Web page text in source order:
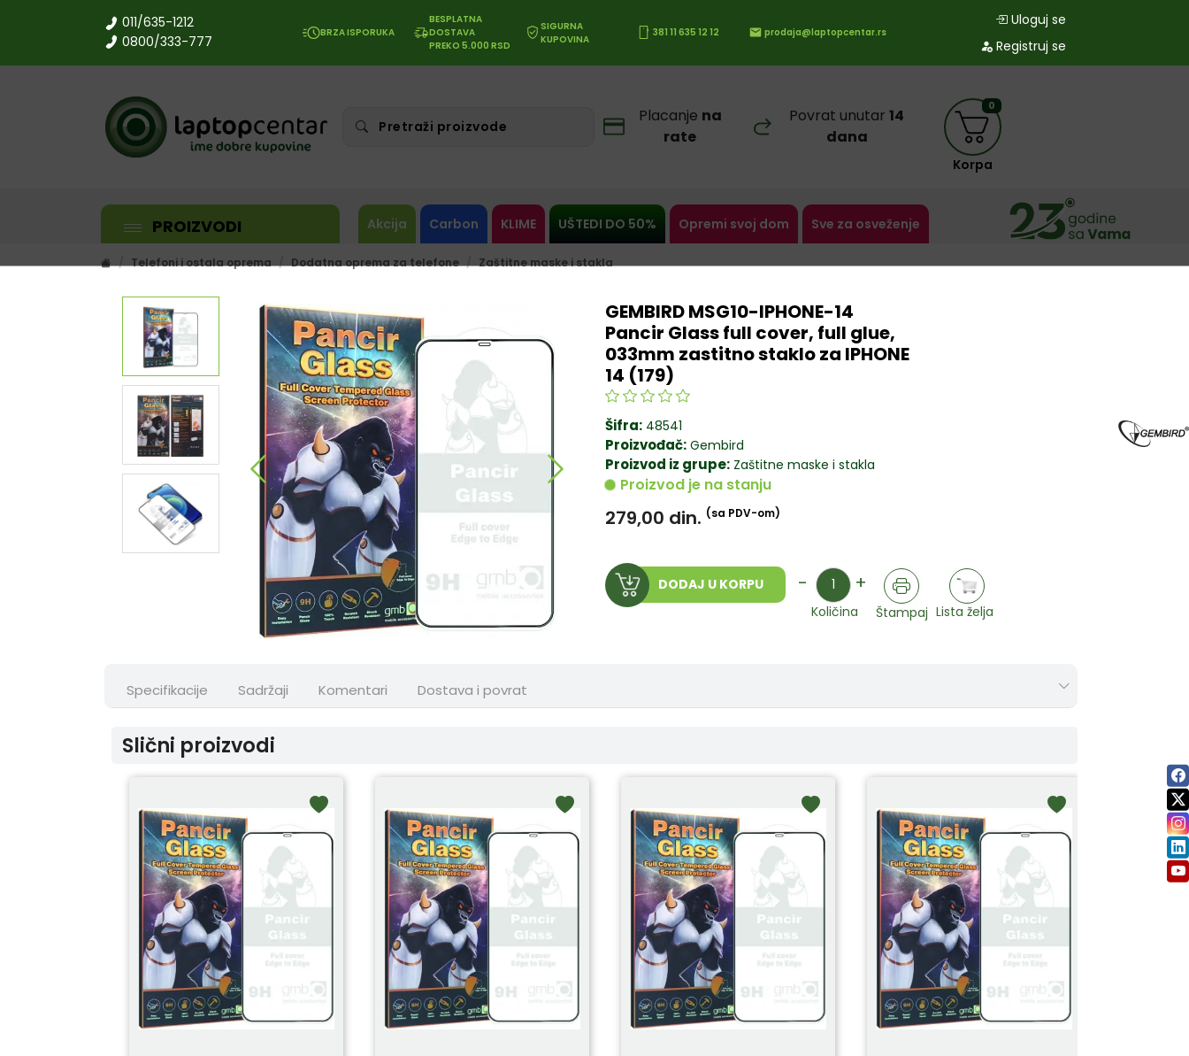
011/635-1212
0800/333-777
BRZA ISPORUKA
BESPLATNA
DOSTAVA
PREKO 5.000 RSD
SIGURNA
KUPOVINA
381 11 635 12 12 prodaja@laptopcentar.rs
Uloguj se
Registruj se
Placanje na
rate
Povrat unutar14
dana
0
Korpa
PROIZVODI Akcija Carbon KLIME UŠTEDI DO 50% Opremi svoj dom Sve za osveženje
Telefoni i ostala oprema Dodatna oprema za telefone Zaštitne maske i stakla
GEMBIRD MSG10-IPHONE-14
Pancir Glass full cover, full glue,
033mm zastitno staklo za IPHONE
14 (179)
Šifra: 48541
Proizvođač: Gembird
Proizvod iz grupe: Zaštitne maske i stakla
Proizvod je na stanju
279,00 din. (sa PDV-om)
DODAJ U KORPU - Količina +
Količina Štampaj Lista želja
Specifikacije Sadržaji Komentari Dostava i povrat
Slični proizvodi